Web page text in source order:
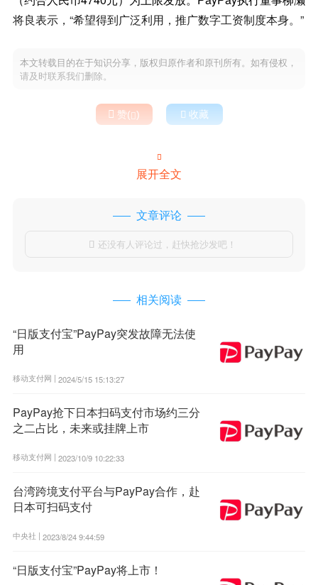
将良表示，“希望得到广泛利用，推广数字工资制度本身。”
本文转载目的在于知识分享，版权归原作者和原刊所有。如有侵权，
请及时联系我们删除。
 赞()  收藏

展开全文
文章评论
 还没有人评论过，赶快抢沙发吧！
相关阅读
“日版支付宝”PayPay突发故障无法使
用
移动支付网 | 2024/5/15 15:13:27
PayPay抢下日本扫码支付市场约三分
之二占比，未来或挂牌上市
移动支付网 | 2023/10/9 10:22:33
台湾跨境支付平台与PayPay合作，赴
日本可扫码支付
中央社 | 2023/8/24 9:44:59
“日版支付宝”PayPay将上市！